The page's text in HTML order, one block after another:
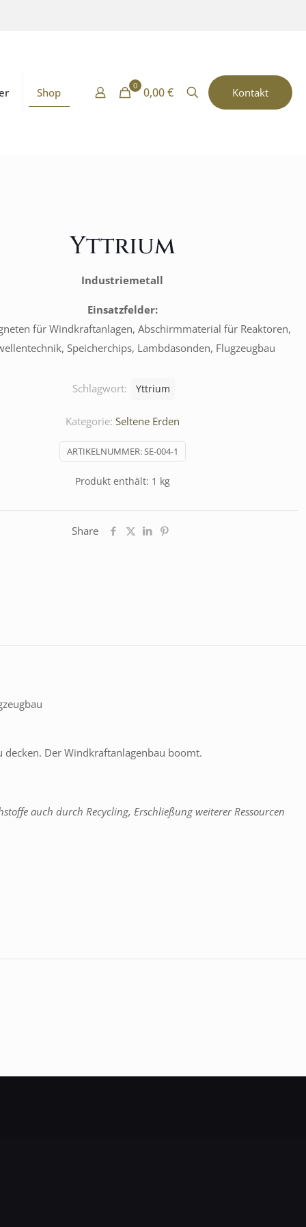
Shop
0 0,00 € Kontakt
Yttrium
Industriemetall
Einsatzfelder:
für Windkraftanlagen, Abschirmmaterial für Reaktoren,
Speicherchips, Lambdasonden, Flugzeugbau
Produkt enthält: 1 kg
ARTIKELNUMMER:SE-004-1
Kategorie: Seltene Erden
Schlagwort: Yttrium
Share
Der Windkraftanlagenbau boomt.
auch durch Recycling, Erschließung weiterer Ressourcen